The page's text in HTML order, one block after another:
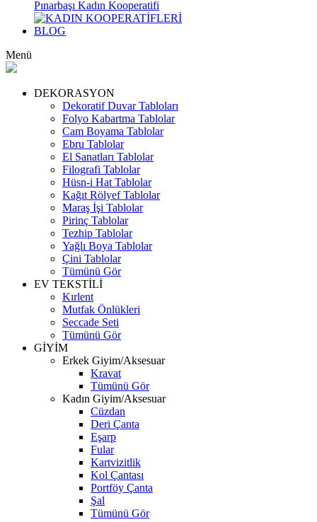
Pınarbaşı Kadın Kooperatifi
BLOG
Menü
DEKORASYON
Dekoratif Duvar Tabloları
Folyo Kabartma Tablolar
Cam Boyama Tablolar
Ebru Tablolar
El Sanatları Tablolar
Filografi Tablolar
Hüsn-i Hat Tablolar
Kağıt Rölyef Tablolar
Maraş İşi Tablolar
Pirinç Tablolar
Tezhip Tablolar
Yağlı Boya Tablolar
Çini Tablolar
Tümünü Gör
EV TEKSTİLİ
Kırlent
Mutfak Önlükleri
Seccade Seti
Tümünü Gör
GİYİM
Erkek Giyim/Aksesuar
Kravat
Tümünü Gör
Kadın Giyim/Aksesuar
Cüzdan
Deri Çanta
Eşarp
Fular
Kartvizitlik
Kol Çantası
Portföy Çanta
Şal
Tümünü Gör